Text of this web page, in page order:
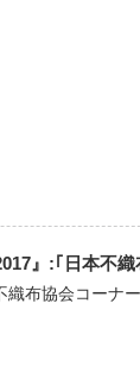
』:｢日本不
布協会コーナ